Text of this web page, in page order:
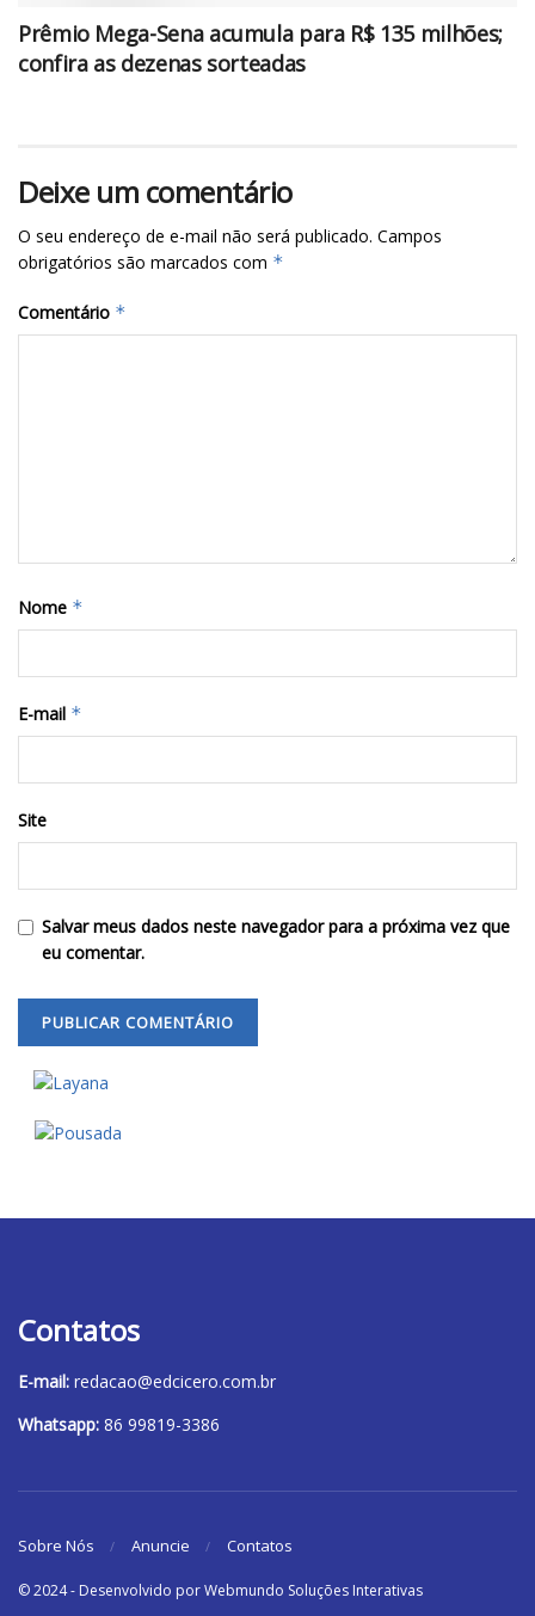
Prêmio Mega-Sena acumula para R$ 135 milhões;
confira as dezenas sorteadas
Deixe um comentário
O seu endereço de e-mail não será publicado. Campos
obrigatórios são marcados com *
Comentário *
Nome *
E-mail *
Site
Salvar meus dados neste navegador para a próxima vez que
eu comentar.
Contatos
E-mail: redacao@edcicero.com.br
Whatsapp: 86 99819-3386
Sobre Nós Anuncie Contatos
© 2024 - Desenvolvido por Webmundo Soluções Interativas